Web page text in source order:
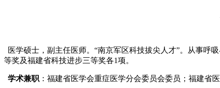
医学硕士，副主任医师。“南京军区科技拔尖人才”。从事呼
等奖及福建省科技进步三等奖各1项。
学术兼职 ：福建省医学会重症医学分会委员会委员；福建省